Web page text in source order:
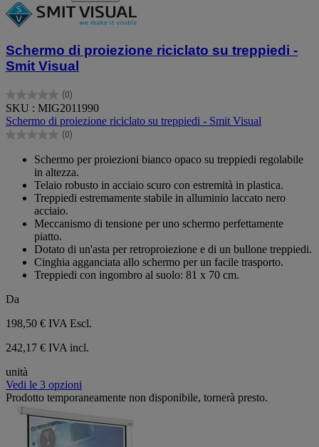
Schermo di proiezione riciclato su treppiedi -
Smit Visual
(0)
0.0
su
5
stelle.
SKU : MIG2011990
Schermo di proiezione riciclato su treppiedi - Smit Visual
(0)
0.0
Schermo per proiezioni bianco opaco su treppiedi regolabile
in altezza.
Telaio robusto in acciaio scuro con estremità in plastica.
Treppiedi estremamente stabile in alluminio laccato nero
acciaio.
Meccanismo di tensione per uno schermo perfettamente
piatto.
Dotato di un'asta per retroproiezione e di un bullone treppiedi.
Cinghia agganciata allo schermo per un facile trasporto.
Treppiedi con ingombro al suolo: 81 x 70 cm.
Da
198,50 € IVA Escl.
242,17 € IVA incl.
unità
Vedi le 3 opzioni
Prodotto temporaneamente non disponibile, tornerà presto.